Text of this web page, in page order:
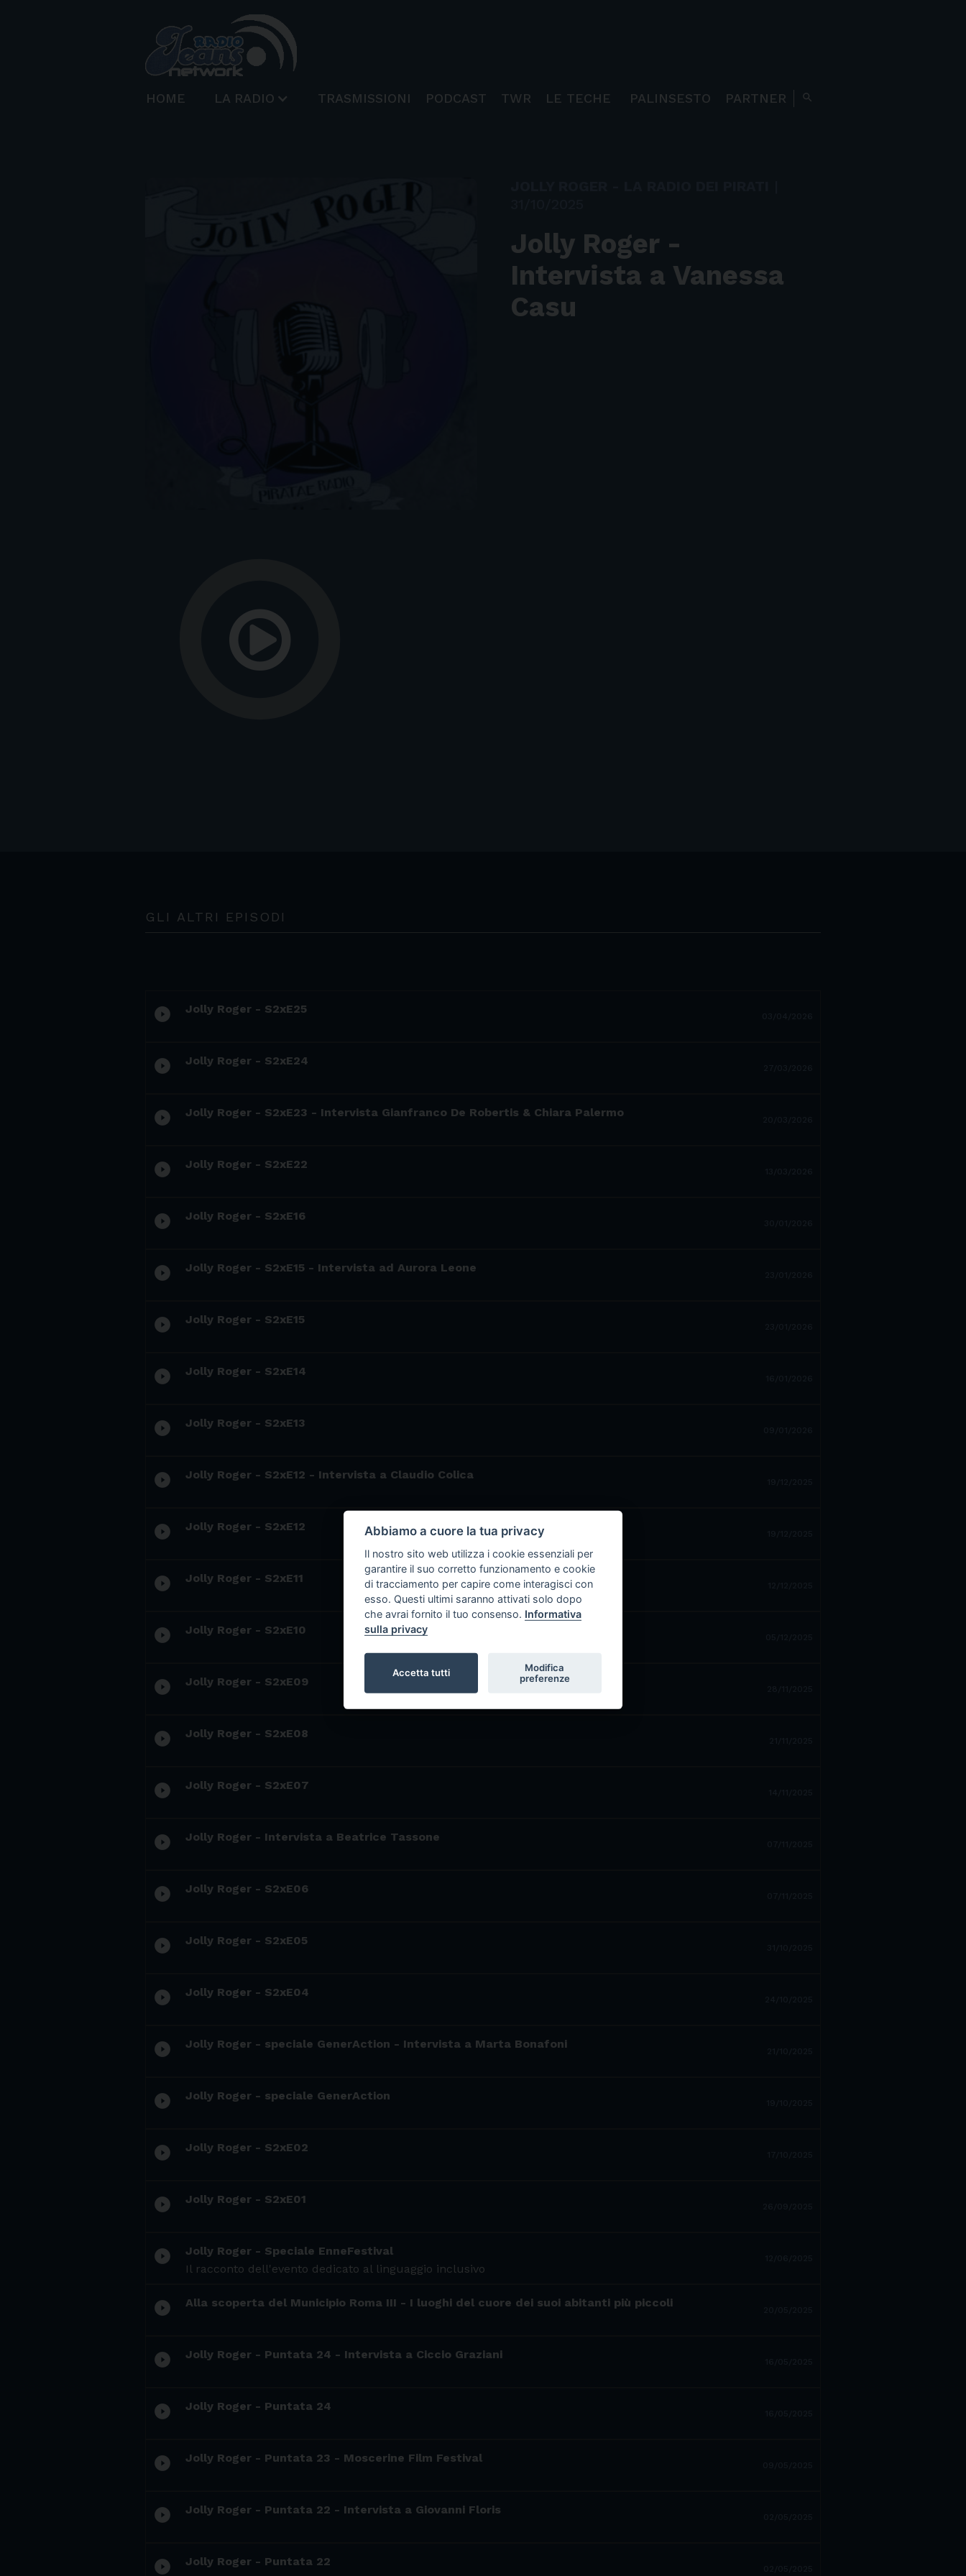
HOME LA RADIO TRASMISSIONI PODCAST TWR LE TECHE PALINSESTO PARTNER search
Jolly Roger -
Intervista a Vanessa
Casu
GLI ALTRI EPISODI
play_circle_filled Jolly Roger - S2xE25
play_circle_filled Jolly Roger - S2xE24
play_circle_filled Jolly Roger - S2xE23 - Intervista Gianfranco De Robertis & Chiara Palermo
play_circle_filled Jolly Roger - S2xE22
play_circle_filled Jolly Roger - S2xE16
play_circle_filled Jolly Roger - S2xE15 - Intervista ad Aurora Leone
play_circle_filled Jolly Roger - S2xE15
play_circle_filled Jolly Roger - S2xE14
play_circle_filled Jolly Roger - S2xE13
play_circle_filled Jolly Roger - S2xE12 - Intervista a Claudio Colica
play_circle_filled Jolly Roger - S2xE12
play_circle_filled Jolly Roger - S2xE11
play_circle_filled Jolly Roger - S2xE10
play_circle_filled Jolly Roger - S2xE09
play_circle_filled Jolly Roger - S2xE08
play_circle_filled Jolly Roger - S2xE07
play_circle_filled Jolly Roger - Intervista a Beatrice Tassone
play_circle_filled Jolly Roger - S2xE06
play_circle_filled Jolly Roger - S2xE05
play_circle_filled Jolly Roger - S2xE04
play_circle_filled Jolly Roger - speciale GenerAction - Intervista a Marta Bonafoni
play_circle_filled Jolly Roger - speciale GenerAction
play_circle_filled Jolly Roger - S2xE02
play_circle_filled Jolly Roger - S2xE01
play_circle_filled
Jolly Roger - Speciale EnneFestival
Il racconto dell'evento dedicato al linguaggio inclusivo
play_circle_filled Alla scoperta del Municipio Roma III - I luoghi del cuore dei suoi abitanti più piccoli
play_circle_filled Jolly Roger - Puntata 24 - Intervista a Ciccio Graziani
play_circle_filled Jolly Roger - Puntata 24
play_circle_filled Jolly Roger - Puntata 23 - Moscerine Film Festival
play_circle_filled Jolly Roger - Puntata 22 - Intervista a Giovanni Floris
play_circle_filled Jolly Roger - Puntata 22
Abbiamo a cuore la tua privacy
Il nostro sito web utilizza i cookie essenziali per
garantire il suo corretto funzionamento e cookie
di tracciamento per capire come interagisci con
esso. Questi ultimi saranno attivati solo dopo
che avrai fornito il tuo consenso. Informativa
sulla privacy
Accetta tutti
Modifica
preferenze